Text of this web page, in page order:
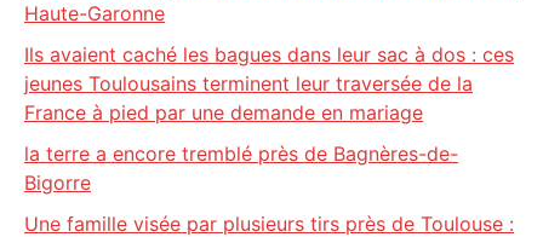
Haute-Garonne
Ils avaient caché les bagues dans leur sac à dos : ces
jeunes Toulousains terminent leur traversée de la
France à pied par une demande en mariage
la terre a encore tremblé près de Bagnères-de-
Bigorre
Une famille visée par plusieurs tirs près de Toulouse :